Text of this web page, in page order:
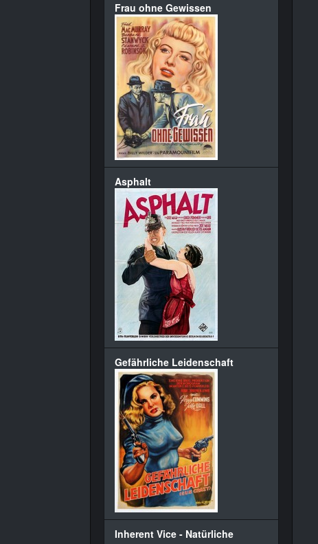
Frau ohne Gewissen
Asphalt
Gefährliche Leidenschaft
Inherent Vice - Natürliche